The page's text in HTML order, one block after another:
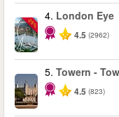
-25%
4. London Eye
4.5 (2962)
5. Towern -
4.5 (823)